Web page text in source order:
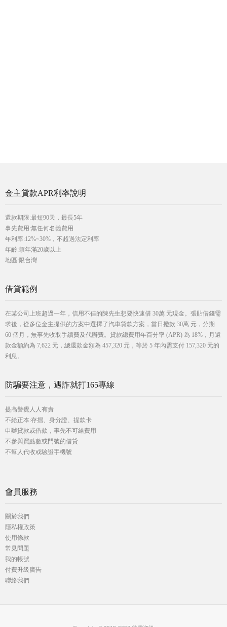
金主貸款APR利率說明
還款期限:最短90天，最長5年
事先費用:無任何名義費用
年利率:12%~30%，不超過法定利率
年齡:須年滿20歲以上
地區:限台灣
借貸範例
在某公司上班超過一年，信用不佳的陳先生想要快速借 30萬 元現金。張貼借錢需
求後，從多位金主提供的方案中選擇了汽車貸款方案，當日撥款 30萬 元，分期
60 個月，無事先收取手續費及代辦費。貸款總費用年百分率 (APR) 為 18%，月還
款金額約為 7,622 元，總還款金額為 457,320 元，等於 5 年內需支付 157,320 元的
利息。
防騙要注意，遇詐就打165專線
提高警覺人人有責
不給正本:存摺、身分證、提款卡
申辦貸款或借款，事先不可給費用
不參與買點數或門號的借貸
不幫人代收或驗證手機號
會員服務
關於我們
隱私權政策
使用條款
常見問題
我的帳號
付費升級廣告
聯絡我們